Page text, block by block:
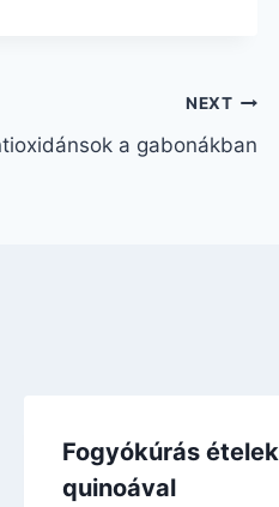
NEXT
a gabonákban
Fogyókúrás ételek
quinoával